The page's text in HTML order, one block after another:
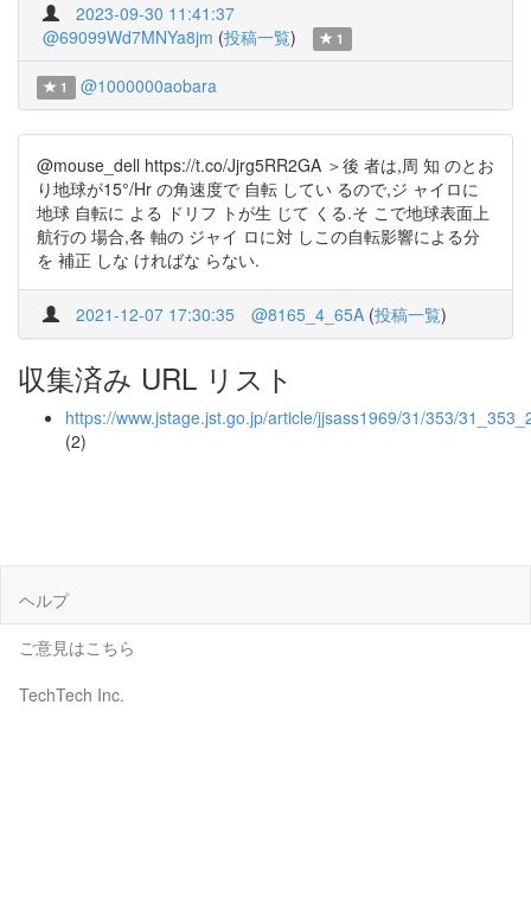
2023-09-30 11:41:37
@69099Wd7MNYa8jm (投稿一覧) 1
1 @1000000aobara
@mouse_dell https://t.co/Jjrg5RR2GA ＞後 者は,周 知 のとお
り地球が15°/Hr の角速度で 自転 してい るので,ジ ャイロに
地球 自転に よる ドリフ トが生 じて くる.そ こで地球表面上
航行の 場合,各 軸の ジャイ ロに対 しこの自転影響による分
を 補正 しな ければな らない.
2021-12-07 17:30:35 @8165_4_65A (投稿一覧)
収集済み URL リスト
https://www.jstage.jst.go.jp/article/jjsass1969/31/353/
(2)
ヘルプ
ご意見はこちら
TechTech Inc.